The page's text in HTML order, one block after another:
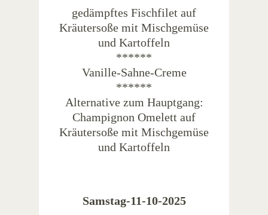
gedämpftes Fischfilet auf
Kräutersoße mit Mischgemüse
und Kartoffeln
******
Vanille-Sahne-Creme
******
Alternative zum Hauptgang:
Champignon Omelett auf
Kräutersoße mit Mischgemüse
und Kartoffeln
Samstag-11-10-2025